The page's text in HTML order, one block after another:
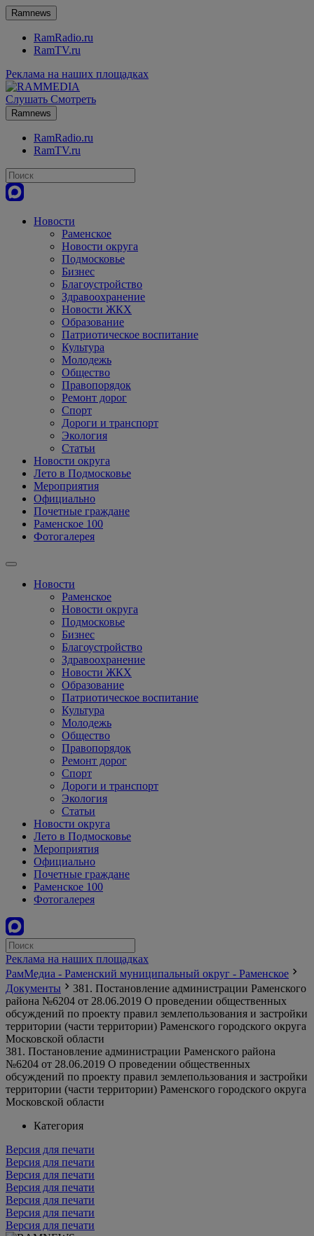
Ramnews
RamRadio.ru
RamTV.ru
Реклама на наших площадках
Слушать Смотреть
Ramnews
RamRadio.ru
RamTV.ru
Новости
Раменское
Новости округа
Подмосковье
Бизнес
Благоустройство
Здравоохранение
Новости ЖКХ
Образование
Патриотическое воспитание
Культура
Молодежь
Общество
Правопорядок
Ремонт дорог
Спорт
Дороги и транспорт
Экология
Статьи
Новости округа
Лето в Подмосковье
Мероприятия
Официально
Почетные граждане
Раменское 100
Фотогалерея
Новости
Раменское
Новости округа
Подмосковье
Бизнес
Благоустройство
Здравоохранение
Новости ЖКХ
Образование
Патриотическое воспитание
Культура
Молодежь
Общество
Правопорядок
Ремонт дорог
Спорт
Дороги и транспорт
Экология
Статьи
Новости округа
Лето в Подмосковье
Мероприятия
Официально
Почетные граждане
Раменское 100
Фотогалерея
Реклама на наших площадках
РамМедиа - Раменский муниципальный округ - Раменское
Документы
381. Постановление администрации Раменского
района №6204 от 28.06.2019 О проведении общественных
обсуждений по проекту правил землепользования и застройки
территории (части территории) Раменского городского округа
Московской области
381. Постановление администрации Раменского района
№6204 от 28.06.2019 О проведении общественных
обсуждений по проекту правил землепользования и застройки
территории (части территории) Раменского городского округа
Московской области
Категория
Версия для печати
Версия для печати
Версия для печати
Версия для печати
Версия для печати
Версия для печати
Версия для печати